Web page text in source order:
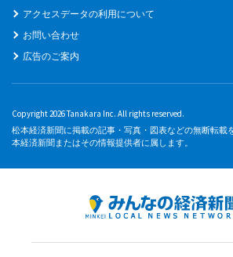
アクセスデータの利用について
お問い合わせ
広告のご案内
Copyright 2026 Tanakara Inc. All rights reserved.
松本経済新聞に掲載の記事・写真・図表などの無断転載
本経済新聞またはその情報提供者に属します。